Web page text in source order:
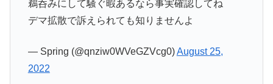
鵜呑みにして騒ぐ暇あるなら事実確認してね
デマ拡散で訴えられても知りませんよ
— Spring (@qnziw0WVeGZVcg0)August 25,
2022